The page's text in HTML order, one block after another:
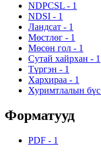
NDPCSL - 1
NDSI - 1
Ландсат - 1
Мөстлөг - 1
Мөсөн гол - 1
Сутай хайрхан - 1
Түргэн - 1
Хархираа - 1
Хуримтлалын бүс
Форматууд
PDF - 1